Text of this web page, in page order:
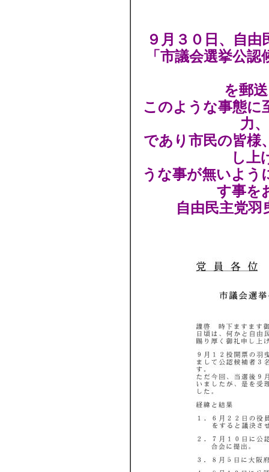
９月３０日、自
「市議会選挙公
を郵
このような事態に
力
であり市民の皆様
し上
うな事が無いよう
す事を
自由民主党